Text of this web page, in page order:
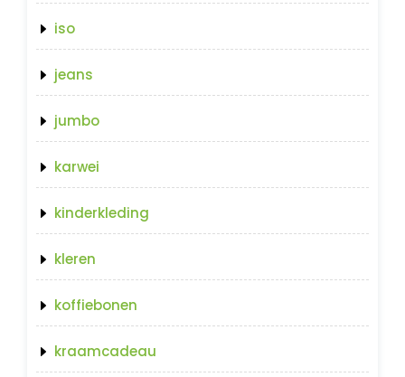
iso
jeans
jumbo
karwei
kinderkleding
kleren
koffiebonen
kraamcadeau